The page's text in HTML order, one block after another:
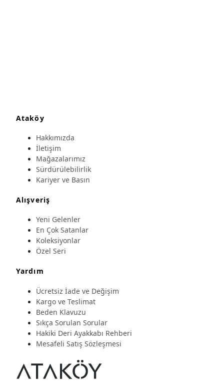
Ataköy
Hakkımızda
İletişim
Mağazalarımız
Sürdürülebilirlik
Kariyer ve Basın
Alışveriş
Yeni Gelenler
En Çok Satanlar
Koleksiyonlar
Özel Seri
Yardım
Ücretsiz İade ve Değişim
Kargo ve Teslimat
Beden Klavuzu
Sıkça Sorulan Sorular
Hakiki Deri Ayakkabı Rehberi
Mesafeli Satış Sözleşmesi